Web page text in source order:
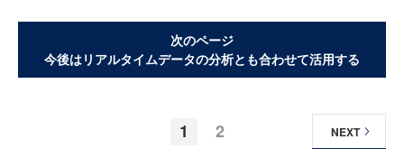
次のページ
今後はリアルタイムデータの分析とも合わせて活用する
1 2 NEXT